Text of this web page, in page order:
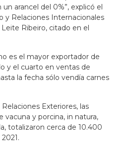
arancel del 0%”, explicó el
y Relaciones Internacionales
Ribeiro, citado en el
es el mayor exportador de
y el cuarto en ventas de
la fecha sólo vendía carnes
Exteriores, las
vacuna y porcina, in natura,
totalizaron cerca de 10.400